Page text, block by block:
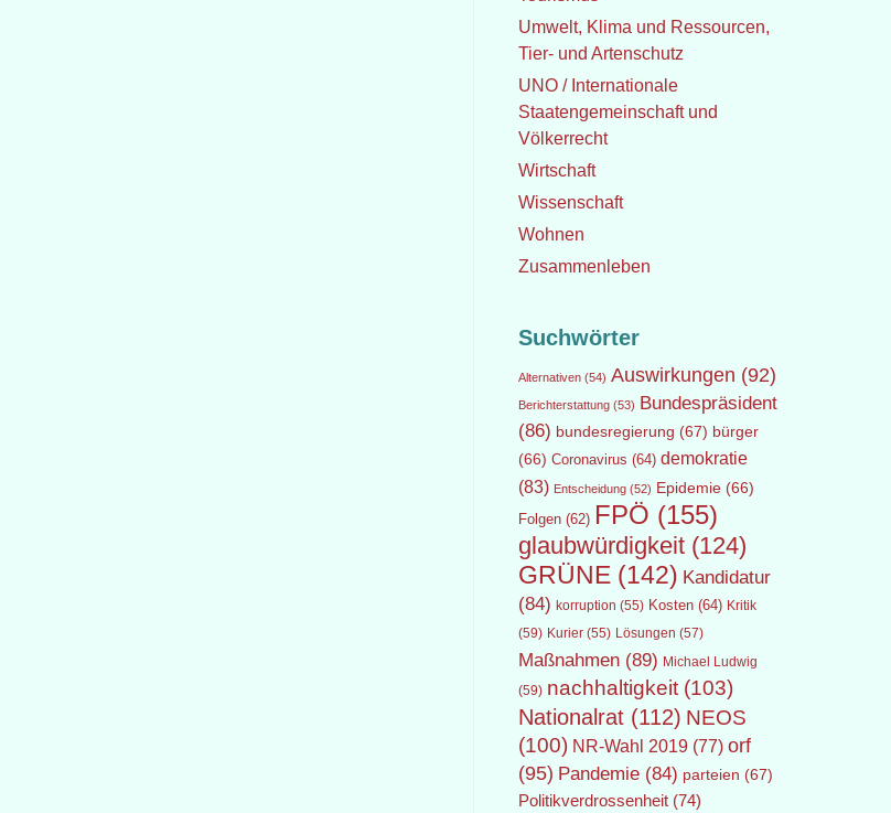
Umwelt, Klima und Ressourcen,
Tier- und Artenschutz
UNO / Internationale
Staatengemeinschaft und
Völkerrecht
Wirtschaft
Wissenschaft
Wohnen
Zusammenleben
Suchwörter
Alternativen(54) Auswirkungen (92)
Berichterstattung(53) Bundespräsident
(86) bundesregierung (67) bürger
(66) Coronavirus (64) demokratie
(83) Entscheidung(52) Epidemie(66)
Folgen(62) FPÖ (155)
glaubwürdigkeit(124)
GRÜNE(142) Kandidatur
(84) korruption (55) Kosten(64) Kritik
(59) Kurier(55) Lösungen (57)
Maßnahmen(89) Michael Ludwig
(59) nachhaltigkeit(103)
Nationalrat(112) NEOS
(100) NR-Wahl 2019(77) orf
(95) Pandemie(84) parteien (67)
Politikverdrossenheit(74)